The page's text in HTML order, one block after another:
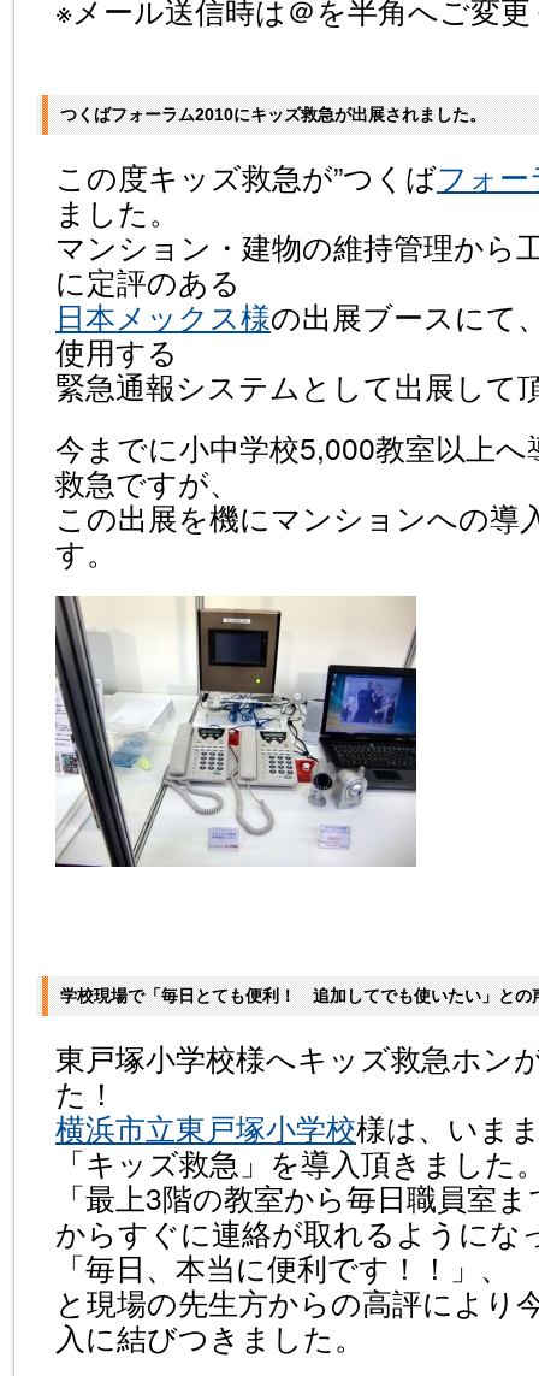
※メール送信時は＠を半角へご変
つくばフォーラム2010にキッズ救急が出展されました。
この度キッズ救急が”つくばフォ
ました。
マンション・建物の維持管理から
に定評のある
日本メックス様の出展ブースにて
使用する
緊急通報システムとして出展して
今までに小中学校5,000教室以上
救急ですが、
この出展を機にマンションへの導
す。
学校現場で「毎日とても便利！ 追加してでも使いたい」との
東戸塚小学校様へキッズ救急ホン
た！
横浜市立東戸塚小学校様は、いま
「キッズ救急」を導入頂きました
「最上3階の教室から毎日職員室
からすぐに連絡が取れるようにな
「毎日、本当に便利です！！」、
と現場の先生方からの高評により
入に結びつきました。